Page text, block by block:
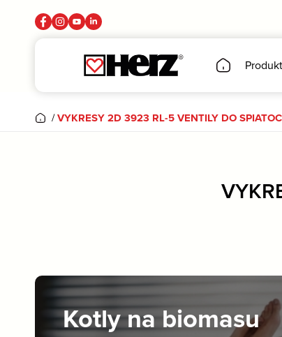
/VYKRESY 2D 3923 RL-5 VENTILY DO
Kotly na biomasu